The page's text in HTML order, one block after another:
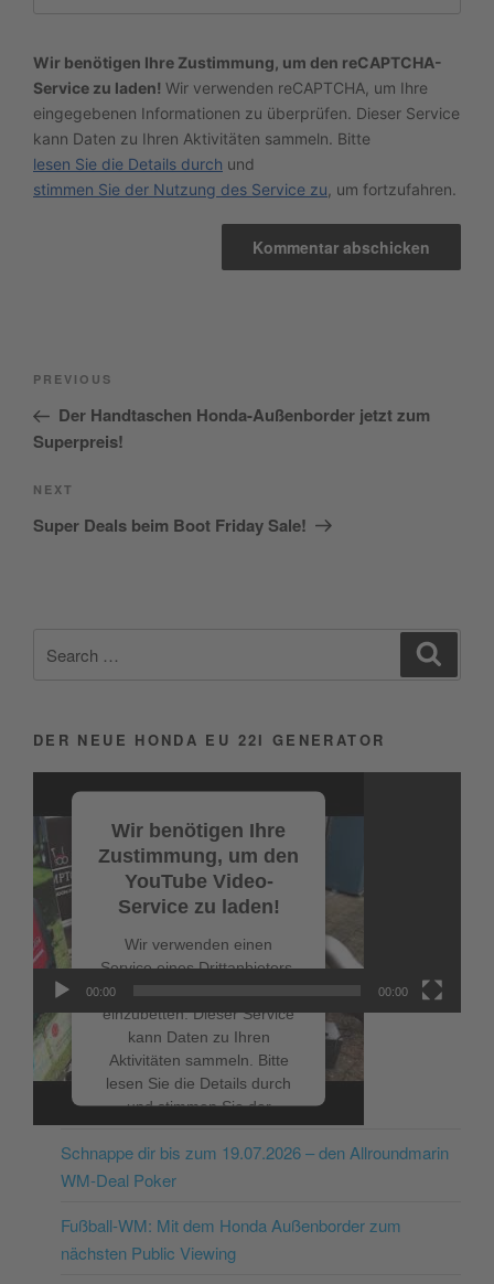
Wir benötigen Ihre Zustimmung, um den reCAPTCHA-
Service zu laden! Wir verwenden reCAPTCHA, um Ihre
eingegebenen Informationen zu überprüfen. Dieser Service
kann Daten zu Ihren Aktivitäten sammeln. Bitte
lesen Sie die Details durch und
stimmen Sie der Nutzung des Service zu, um fortzufahren.
Beitragsnavigation
Previous
Post
PREVIOUS
Der Handtaschen Honda-Außenborder jetzt zum
Superpreis!
Next
Post
NEXT
Super Deals beim Boot Friday Sale!
for:
DER NEUE HONDA EU 22I GENERATOR
Wir benötigen Ihre
Zustimmung, um den
YouTube Video-
Service zu laden!
Wir verwenden einen
Service eines Drittanbieters,
einzubetten. Dieser Service
kann Daten zu Ihren
Aktivitäten sammeln. Bitte
lesen Sie die Details durch
und stimmen Sie der
Nutzung des Service zu, um
dieses Video anzusehen.
Mehr Informationen
00:00 00:00
NEUESTE BEITRÄGE
Schnappe dir bis zum 19.07.2026 – den Allroundmarin
WM-Deal Poker
Fußball-WM: Mit dem Honda Außenborder zum
nächsten Public Viewing